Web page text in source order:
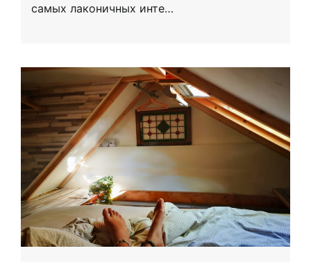
самых лаконичных инте…